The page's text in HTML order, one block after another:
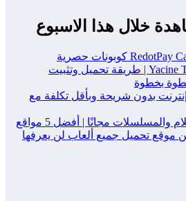
خلال هذا الاسبوع
شرح تطبيق Yacine TV 2026 | طريقة تحميل وتثبيت
بخطوة
بدون شريحة وبأقل تكلفة مع
مجانًا | أفضل 5 مواقع
موقع تحميل جميع ألعاب لن يعرفها